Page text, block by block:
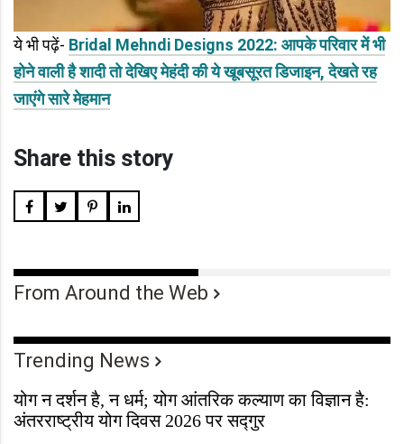
ये भी पढ़ें- Bridal Mehndi Designs 2022: आपके परिवार में भी
होने वाली है शादी तो देखिए मेहंदी की ये खूबसूरत डिजाइन, देखते रह
जाएंगे सारे मेहमान
Share this story
From Around the Web
Trending News
योग न दर्शन है, न धर्म; योग आंतरिक कल्याण का विज्ञान है:
अंतरराष्ट्रीय योग दिवस 2026 पर सद्गुर